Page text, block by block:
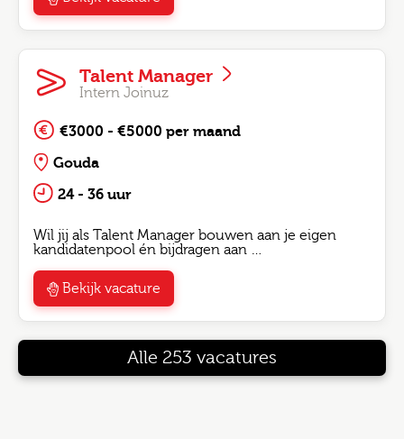
Talent Manager
Intern Joinuz
€3000 - €5000 per maand
Gouda
24 - 36 uur
Wil jij als Talent Manager bouwen aan je eigen
kandidatenpool én bijdragen aan …
Bekijk vacature
Alle 253 vacatures